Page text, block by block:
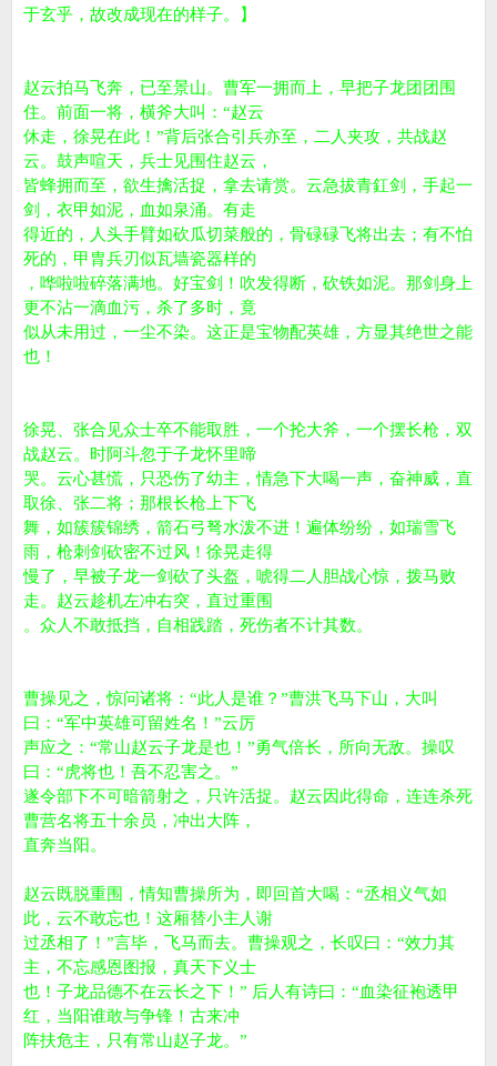
于玄乎，故改成现在的样子。】
赵云拍马飞奔，已至景山。曹军一拥而上，早把子龙团团围
住。前面一将，横斧大叫：“赵云
休走，徐晃在此！”背后张合引兵亦至，二人夹攻，共战赵
云。鼓声喧天，兵士见围住赵云，
皆蜂拥而至，欲生擒活捉，拿去请赏。云急拔青釭剑，手起一
剑，衣甲如泥，血如泉涌。有走
得近的，人头手臂如砍瓜切菜般的，骨碌碌飞将出去；有不怕
死的，甲胄兵刃似瓦墙瓷器样的
，哗啦啦碎落满地。好宝剑！吹发得断，砍铁如泥。那剑身上
更不沾一滴血污，杀了多时，竟
似从未用过，一尘不染。这正是宝物配英雄，方显其绝世之能
也！
徐晃、张合见众士卒不能取胜，一个抡大斧，一个摆长枪，双
战赵云。时阿斗忽于子龙怀里啼
哭。云心甚慌，只恐伤了幼主，情急下大喝一声，奋神威，直
取徐、张二将；那根长枪上下飞
舞，如簇簇锦绣，箭石弓弩水泼不进！遍体纷纷，如瑞雪飞
雨，枪刺剑砍密不过风！徐晃走得
慢了，早被子龙一剑砍了头盔，唬得二人胆战心惊，拨马败
走。赵云趁机左冲右突，直过重围
。众人不敢抵挡，自相践踏，死伤者不计其数。
曹操见之，惊问诸将：“此人是谁？”曹洪飞马下山，大叫
曰：“军中英雄可留姓名！”云厉
声应之：“常山赵云子龙是也！”勇气倍长，所向无敌。操叹
曰：“虎将也！吾不忍害之。”
遂令部下不可暗箭射之，只许活捉。赵云因此得命，连连杀死
曹营名将五十余员，冲出大阵，
直奔当阳。
赵云既脱重围，情知曹操所为，即回首大喝：“丞相义气如
此，云不敢忘也！这厢替小主人谢
过丞相了！”言毕，飞马而去。曹操观之，长叹曰：“效力其
主，不忘感恩图报，真天下义士
也！子龙品德不在云长之下！” 后人有诗曰：“血染征袍透甲
红，当阳谁敢与争锋！古来冲
阵扶危主，只有常山赵子龙。”